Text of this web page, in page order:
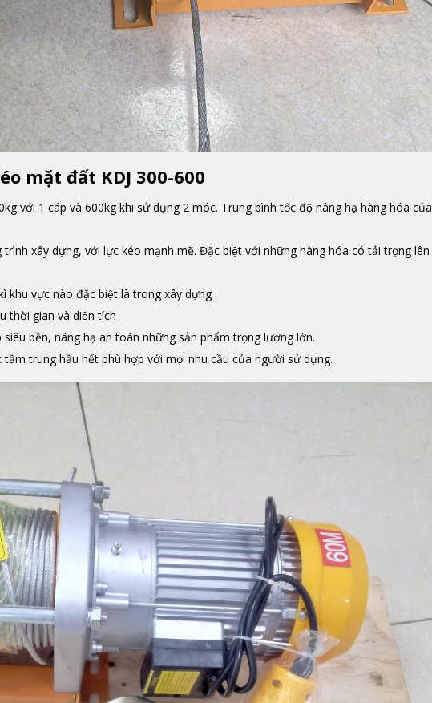
mặt đất KDJ 300-600
với 1 cáp và 600kg khi sử dụng 2 móc. Trung bình tốc độ nâng hạ hàng hóa của
xây dựng, với lực kéo mạnh mẽ. Đặc biệt với những hàng hóa có tải trọng lên
khu vực nào đặc biệt là trong xây dựng
thời gian và diện tích
bền, nâng hạ an toàn những sản phẩm trọng lượng lớn.
trung hầu hết phù hợp với mọi nhu cầu của người sử dụng.